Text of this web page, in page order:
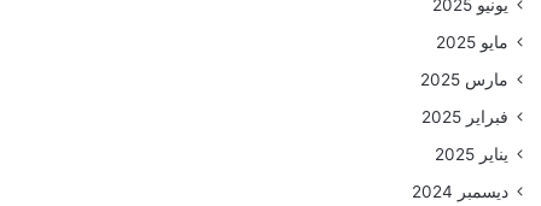
يونيو 2025
مايو 2025
مارس 2025
فبراير 2025
يناير 2025
ديسمبر 2024